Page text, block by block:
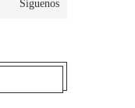
Síguenos